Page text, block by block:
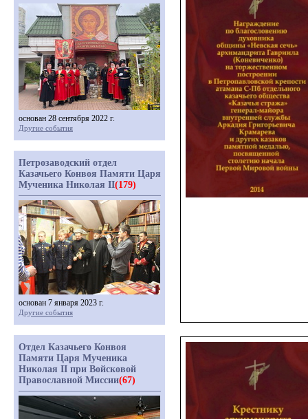
основан 28 сентября 2022 г.
Другие события
Петрозаводский отдел
Казачьего Конвоя Памяти Царя
Мученика Николая II(179)
основан 7 января 2023 г.
Другие события
Отдел Казачьего Конвоя
Памяти Царя Мученика
Николая II при Войсковой
Православной Миссии(67)